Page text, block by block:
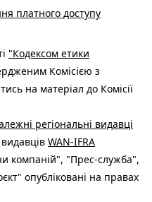
платного доступу
"Кодексом етики
Комісією з
на матеріал до Комісії
регіональні видавці
видавців WAN-IFRA
компаній", "Прес-служба",
опубліковані на правах